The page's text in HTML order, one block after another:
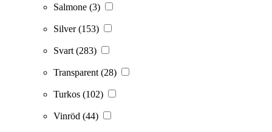
Salmone (3)
Silver(153)
Svart (283)
Transparent (28)
Turkos (102)
Vinröd (44)